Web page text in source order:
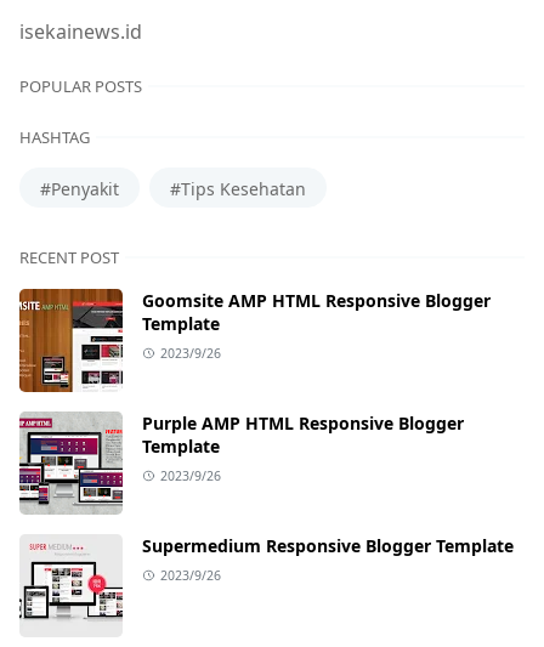
isekainews.id
POPULAR POSTS
HASHTAG
#Penyakit #Tips Kesehatan
RECENT POST
Goomsite AMP HTML Responsive Blogger
Template
2023/9/26
Purple AMP HTML Responsive Blogger
Template
2023/9/26
Supermedium Responsive Blogger Template
2023/9/26